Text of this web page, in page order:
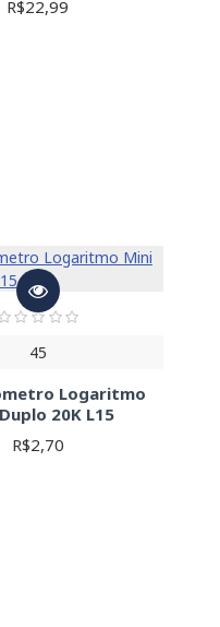
para sua aplicação.
R$22,99
45
Logaritmo
20K L15
R$2,70